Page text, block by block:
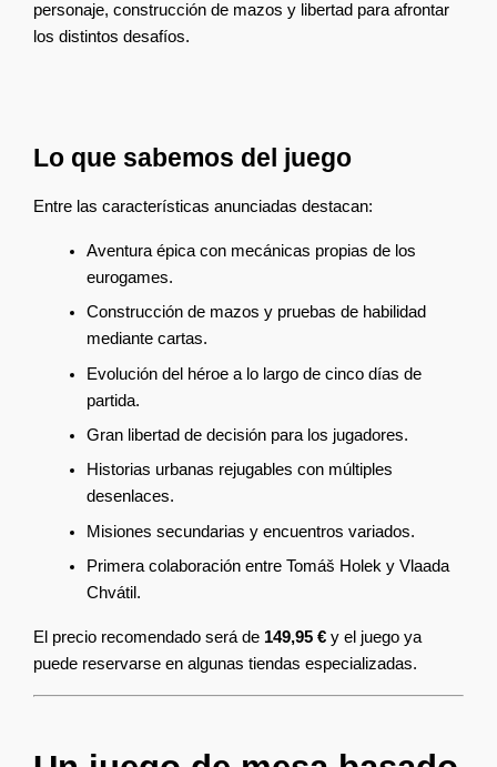
personaje, construcción de mazos y libertad para afrontar
los distintos desafíos.
Lo que sabemos del juego
Entre las características anunciadas destacan:
Aventura épica con mecánicas propias de los
eurogames.
Construcción de mazos y pruebas de habilidad
mediante cartas.
Evolución del héroe a lo largo de cinco días de
partida.
Gran libertad de decisión para los jugadores.
Historias urbanas rejugables con múltiples
desenlaces.
Misiones secundarias y encuentros variados.
Primera colaboración entre Tomáš Holek y Vlaada
Chvátil.
El precio recomendado será de 149,95 € y el juego ya
puede reservarse en algunas tiendas especializadas.